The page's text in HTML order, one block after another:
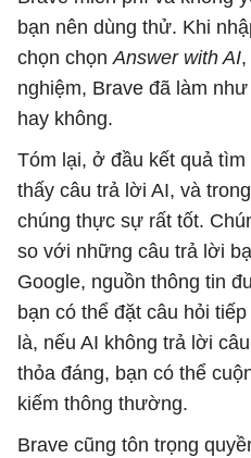
bạn nên dùng thử. Khi
chọn chọnAnswer with AI
nghiệm, Brave đã làm
hay không.
Tóm lại, ở đầu kết quả
thấy câu trả lời AI, và
chúng thực sự rất tốt.
so với những câu trả lời
Google, nguồn thông tin
bạn có thể đặt câu hỏi
là, nếu AI không trả lời
thỏa đáng, bạn có thể
kiếm thông thường.
Brave cũng tôn trọng